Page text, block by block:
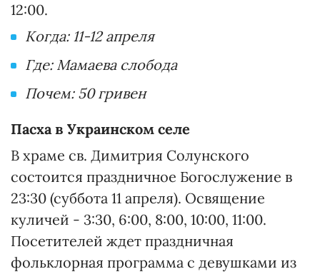
12:00.
Когда: 11-12 апреля
Где: Мамаева слобода
Почем: 50 гривен
Пасха в Украинском селе
В храме св. Димитрия Солунского
состоится праздничное Богослужение в
23:30 (суббота 11 апреля). Освящение
куличей - 3:30, 6:00, 8:00, 10:00, 11:00.
Посетителей ждет праздничная
фольклорная программа с девушками из